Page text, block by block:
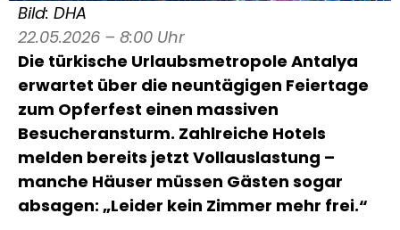
Bild: DHA
22.05.2026 – 8:00 Uhr
Die türkische Urlaubsmetropole Antalya
erwartet über die neuntägigen Feiertage
zum Opferfest einen massiven
Besucheransturm. Zahlreiche Hotels
melden bereits jetzt Vollauslastung –
manche Häuser müssen Gästen sogar
absagen: „Leider kein Zimmer mehr frei.“